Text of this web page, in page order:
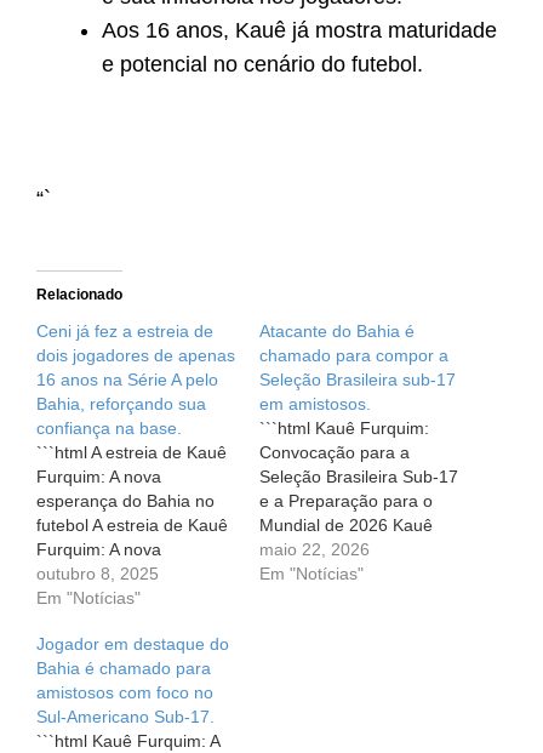
Aos 16 anos, Kauê já mostra maturidade
e potencial no cenário do futebol.
“`
Relacionado
Ceni já fez a estreia de
dois jogadores de apenas
16 anos na Série A pelo
Bahia, reforçando sua
confiança na base.
```html A estreia de Kauê
Furquim: A nova
esperança do Bahia no
futebol A estreia de Kauê
Furquim: A nova
esperança do Bahia no
futebol A emoção de ver
em campo é algo que
toca a alma de qualquer
torcedor. No último
domingo (5), o Bahia…
outubro 8, 2025
Em "Notícias"
Atacante do Bahia é
chamado para compor a
Seleção Brasileira sub-17
em amistosos.
```html Kauê Furquim:
Convocação para a
Seleção Brasileira Sub-17
e a Preparação para o
Mundial de 2026 Kauê
Furquim: Convocação
para a Seleção Brasileira
maio 22, 2026
Em "Notícias"
Jogador em destaque do
Bahia é chamado para
amistosos com foco no
Sul-Americano Sub-17.
```html Kauê Furquim: A